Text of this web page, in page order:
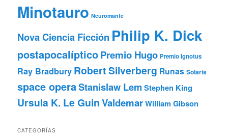
Minotauro Neuromante
Nova Ciencia Ficción Philip K. Dick
postapocalípticoPremio Hugo Premio Ignotus
Ray Bradbury Robert Silverberg Runas Solaris
space operaStanislaw Lem Stephen King
Ursula K. Le GuinValdemarWilliam Gibson
CATEGORÍAS